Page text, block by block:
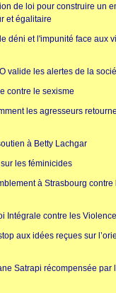
de loi pour construire un
et égalitaire
déni et l'impunité face aux
valide les alertes de la
contre le sexisme
les agresseurs
à Betty Lachgar
les féminicides
à Strasbourg
Intégrale contre les
aux idées reçues sur
Satrapi récompensée par